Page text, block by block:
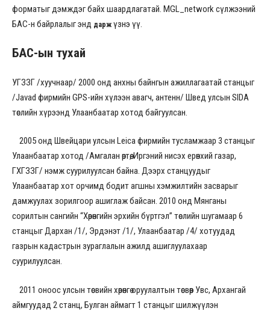
форматыг дэмждэг байх шаардлагатай. MGL_network сүлжээний
БАС-н байрлалыг энд дарж үзнэ үү.
БАС-ын тухай
УГЗЗГ /хуучнаар/ 2000 онд анхны байнгын ажиллагаатай станцыг
/Javad фирмийн GPS-ийн хүлээн авагч, антенн/ Швед улсын SIDA
төслийн хүрээнд Улаанбаатар хотод байгуулсан.
2005 онд Швейцари улсын Leica фирмийн тусламжаар 3 станцыг
Улаанбаатар хотод /Амгалан өртөө, Иргэний нисэх ерөнхий газар,
ГХГЗЗГ/ нэмж суурилуулсан байна. Дээрх станцуудыг
Улаанбаатар хот орчимд бодит агшны хэмжилтийн засварыг
дамжуулах зорилгоор ашиглаж байсан. 2010 онд Мянганы
сорилтын сангийн “Хөрөнгийн эрхийн бүртгэл” төслийн шугамаар 6
станцыг Дархан /1/, Эрдэнэт /1/, Улаанбаатар /4/ хотуудад
газрын кадастрын зураглалын ажилд ашиглуулахаар
суурилуулсан.
2011 оноос улсын төсвийн хөрөнгө оруулалтын төсвөөр Увс, Архангай
аймгуудад 2 станц, Булган аймагт 1 станцыг шилжүүлэн